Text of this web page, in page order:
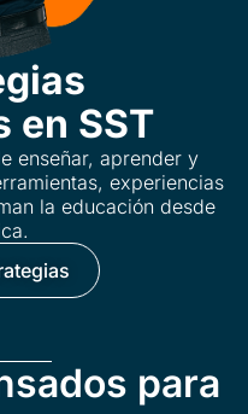
en SST
enseñar, aprender y
experiencias
la educación desde
para